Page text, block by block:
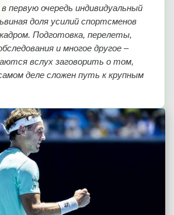
первую очередь индивидуальный
доля усилий спортсменов
Подготовка, перелеты,
и многое другое –
вслух заговорить о том,
деле сложен путь к крупным